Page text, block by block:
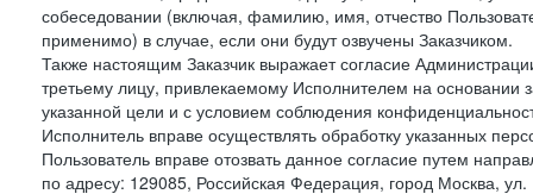
собеседовании (включая, фамилию, имя, отчество
применимо) в случае, если они будут озвучены Заказчиком.
Также настоящим Заказчик выражает согласие
третьему лицу, привлекаемому Исполнителем на основании
указанной цели и с условием соблюдения
Исполнитель вправе осуществлять обработку указанных
Пользователь вправе отозвать данное согласие путем
по адресу: 129085, Российская Федерация, город Москва,